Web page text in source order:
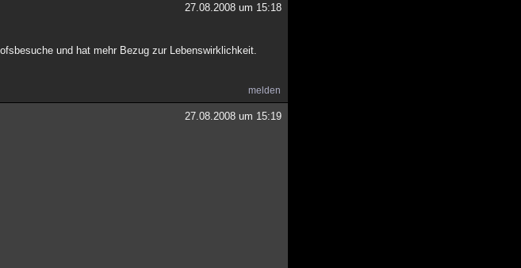
27.08.2008 um 15:18
und hat mehr Bezug zur Lebenswirklichkeit.
melden
27.08.2008 um 15:19